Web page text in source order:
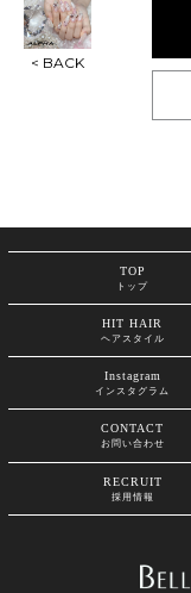
< BACK
TOP
トップ
HIT HAIR
ヘアスタイル
Instagram
インスタグラム
CONTACT
お問い合わせ
RECRUIT
採用情報